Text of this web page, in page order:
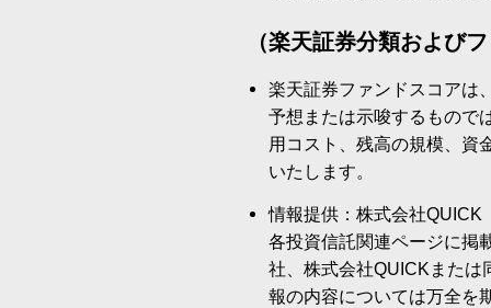
（楽天証券分類および
楽天証券ファンドスコアは
予想または示唆するもので
用コスト、残高の規模、資
いたします。
情報提供：株式会社QUICK
各投資信託関連ページに掲
社、株式会社QUICKまたは
報の内容については万全を